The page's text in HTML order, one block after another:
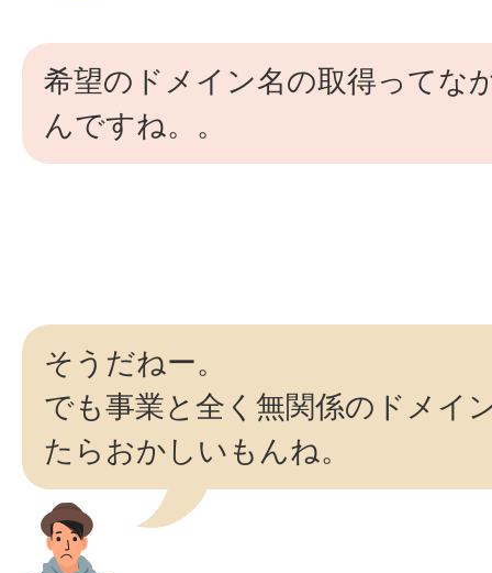
希望のドメイン名の取得ってな
んですね。。
そうだねー。
でも事業と全く無関係のドメイ
たらおかしいもんね。